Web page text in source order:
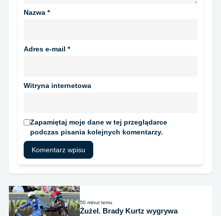
Nazwa *
Adres e-mail *
Witryna internetowa
Zapamiętaj moje dane w tej przeglądarce
podczas pisania kolejnych komentarzy.
50 minut temu
Żużel. Brady Kurtz wygrywa